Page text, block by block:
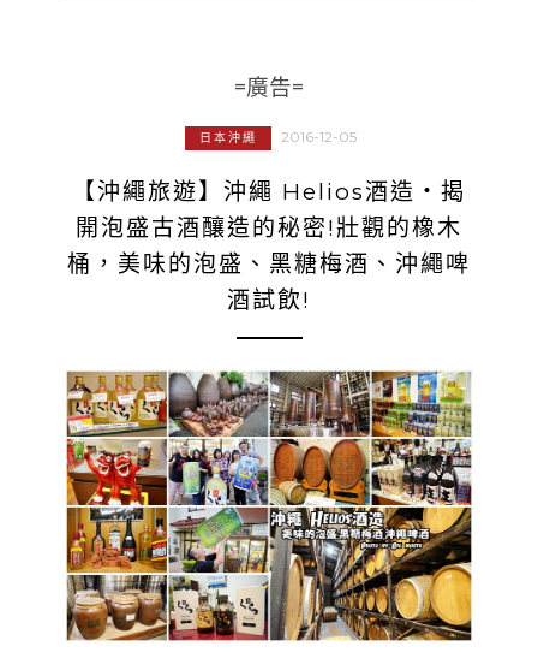
=廣告=
日本沖繩 2016-12-05
【沖繩旅遊】沖繩 Helios酒造‧揭
開泡盛古酒釀造的秘密!壯觀的橡木
桶，美味的泡盛、黑糖梅酒、沖繩啤
酒試飲!